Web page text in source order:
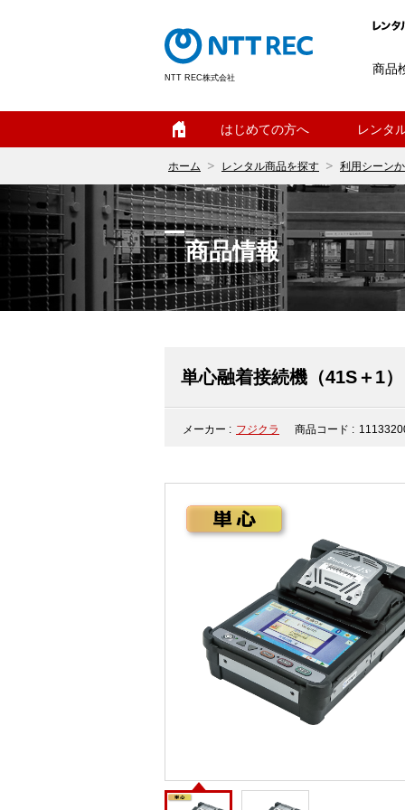
NTT REC株式会社
商品
はじめての方へ レンタ
ホーム レンタル商品を探す 利用シーン
商品情報
単心融着接続機（41S＋1）
メーカー : フジクラ 商品コード :